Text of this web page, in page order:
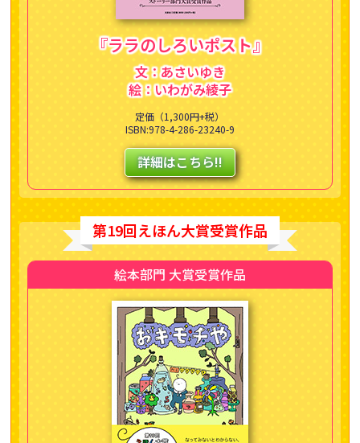
『ララのしろいポスト』
文：あさいゆき
絵：いわがみ綾子
定価（1,300円+税）
ISBN:978-4-286-23240-9
詳細はこちら!!
第19回えほん大賞受賞作品
絵本部門 大賞受賞作品